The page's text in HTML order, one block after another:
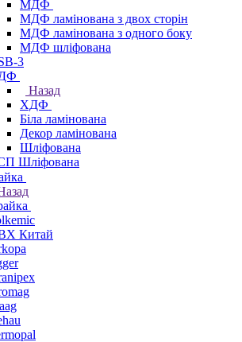
МДФ
МДФ ламінована з двох сторін
МДФ ламінована з одного боку
МДФ шліфована
3
Назад
ХДФ
Біла ламінована
Декор ламінована
Шліфована
Шліфована
Китай